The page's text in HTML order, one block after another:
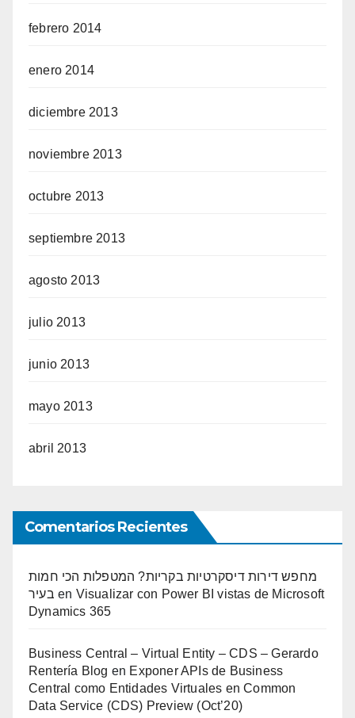
febrero 2014
enero 2014
diciembre 2013
noviembre 2013
octubre 2013
septiembre 2013
agosto 2013
julio 2013
junio 2013
mayo 2013
abril 2013
Comentarios Recientes
מחפש דירות דיסקרטיות בקריות? המטפלות הכי חמות
בעיר en Visualizar con Power BI vistas de Microsoft
Dynamics 365
Business Central – Virtual Entity – CDS – Gerardo
Rentería Blog en Exponer APIs de Business
Central como Entidades Virtuales en Common
Data Service (CDS) Preview (Oct’20)